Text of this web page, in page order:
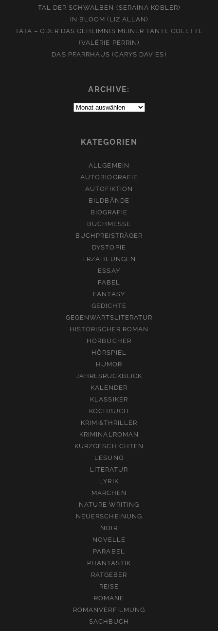
TAL DER SCHWALBEN (SERAINA KOBLER)
IN BLOOM (LIZ ALLAN)
TATA – ODER DAS GEHEIMNIS MEINER TANTE COLETTE
(VALÉRIE PERRIN)
DAS PFARRHAUS (CARYS DAVIES)
ARCHIVE:
Archive:
KATEGORIEN
ALLGEMEIN
AUTOBIOGRAFIE
AUTOFIKTION
BILDBÄNDE
BIOGRAFIE
BUCHMESSE
BUCHPREISTRÄGER
DYSTOPIE
ERZÄHLUNGEN
ESSAY
FABEL
FANTASY
GEDICHTE
GEGENWARTSLITERATUR
HISTORISCHER ROMAN
HÖRBÜCHER
HÖRSPIEL
HUMOR
JAHRESRÜCKBLICK
KALENDER
KLASSIKER
KOCHBUCH
KRIMI&THRILLER
KRIMINALROMAN
KURZGESCHICHTEN
LESUNG
LITERATUR
LYRIK
MÄRCHEN
NATURE WRITING
NEUERSCHEINUNG
NOIR
NOVELLE
PARABEL
PHANTASTIK
RATGEBER
REISE
ROMANE
ROMANVERFILMUNG
SACHBUCH